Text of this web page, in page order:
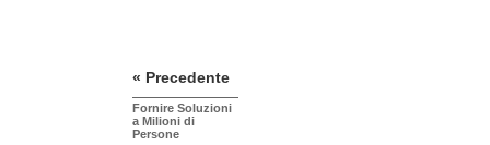
« Precedente
Fornire Soluzioni
a Milioni di
Persone